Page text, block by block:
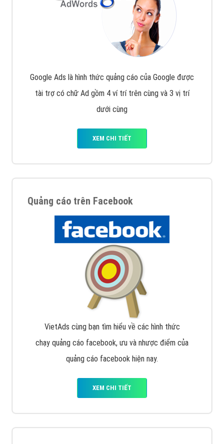
Google Ads là hình thức quảng cáo của Google được
tài trợ có chữ Ad gồm 4 ví trí trên cùng và 3 vị trí
dưới cùng
XEM CHI TIẾT
Quảng cáo trên Facebook
VietAds cùng bạn tìm hiểu về các hình thức
chạy quảng cáo facebook, ưu và nhược điểm của
quảng cáo facebook hiện nay.
XEM CHI TIẾT